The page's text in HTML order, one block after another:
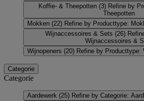
Koffie- & Theepotten (3) Refine by
Theepotten
Mokken (22) Refine by Producttype:
Wijnaccessoires & Sets (26)
Wijnaccessoires &
Wijnopeners (20) Refine by Producttype:
Categorie
Categorie
Aardewerk (25) Refine by Categorie: